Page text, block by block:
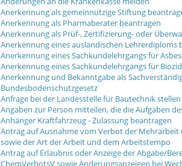
Anerkennung als gemeinnützige Stiftung
Anerkennung als Pharmaberater beantragen
Anerkennung als Prüf-, Zertifizierung- oder
Anerkennung eines ausländischen Lehrerdiploms
Anerkennung eines Sachkundelehrgangs für
Anerkennung eines Sachkundelehrgangs für
Anerkennung und Bekanntgabe als
Bundesbodenschutzgesetz
Anfrage bei der Landesstelle für Bautechnik stellen
Angaben zur Person mitteilen, die die Aufgaben
Anhänger Kraftfahrzeug - Zulassung beantragen
Antrag auf Ausnahme vom Verbot der
sowie der Art der Arbeit und dem Arbeitstempo
Antrag auf Erlaubnis oder Anzeige der Abgabe/
ChemVerbotsV sowie Änderungsanzeigen bei